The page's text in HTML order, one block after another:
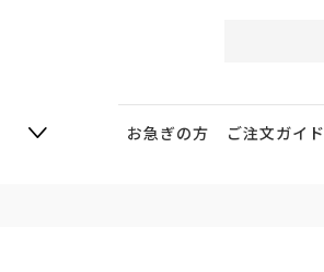
ご注文ガイド
お急ぎの方